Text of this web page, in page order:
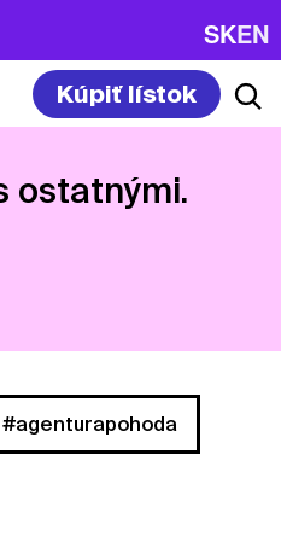
SKEN
Kúpiť lístok
ostatnými.